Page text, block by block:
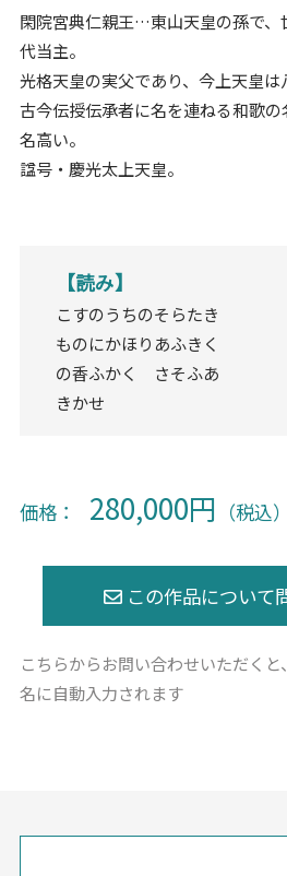
閑院宮典仁親王…東山天皇の孫で、
代当主。
光格天皇の実父であり、今上天皇は
古今伝授伝承者に名を連ねる和歌
名高い。
諡号・慶光太上天皇。
【読み】
こすのうちのそらたき
ものにかほりあふきく
の香ふかく さそふあ
きかせ
価格： 280,000円 （税込）
こちらからお問い合わせいただくと、
名に自動入力されます